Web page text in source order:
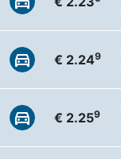
€ 2.249
€ 2.259